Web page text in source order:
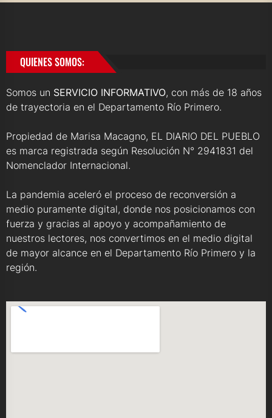
QUIENES SOMOS:
Somos un SERVICIO INFORMATIVO, con más de 18 años
de trayectoria en el Departamento Río Primero.
Propiedad de Marisa Macagno, EL DIARIO DEL PUEBLO
es marca registrada según Resolución N° 2941831 del
Nomenclador Internacional.
La pandemia aceleró el proceso de reconversión a
medio puramente digital, donde nos posicionamos con
fuerza y gracias al apoyo y acompañamiento de
nuestros lectores, nos convertimos en el medio digital
de mayor alcance en el Departamento Río Primero y la
región.